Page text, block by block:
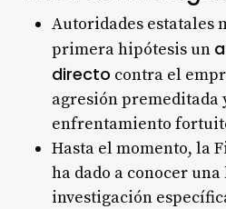
Autoridades estatales
primera hipótesis un
directo contra el
agresión premeditada
enfrentamiento
Hasta el momento, la
ha dado a conocer
investigación